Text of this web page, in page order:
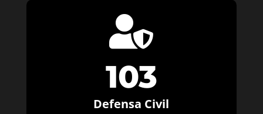

103
Defensa Civil